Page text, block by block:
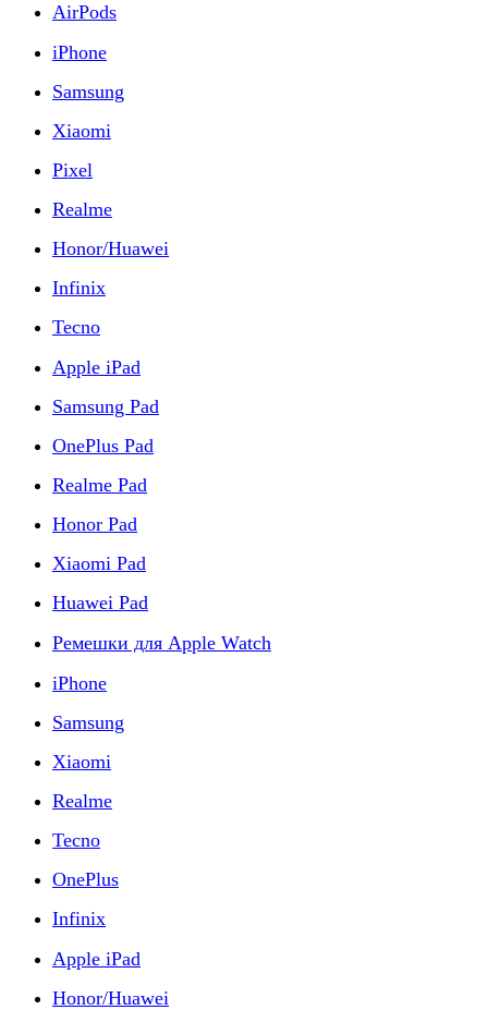
AirPods
iPhone
Samsung
Xiaomi
Pixel
Realme
Honor/Huawei
Infinix
Tecno
Apple iPad
Samsung Pad
OnePlus Pad
Realme Pad
Honor Pad
Xiaomi Pad
Huawei Pad
Ремешки для Apple Watch
iPhone
Samsung
Xiaomi
Realme
Tecno
OnePlus
Infinix
Apple iPad
Honor/Huawei